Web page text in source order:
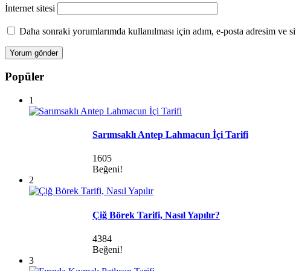
İnternet sitesi
Daha sonraki yorumlarımda kullanılması için adım, e-posta adresim ve
Popüler
1
Sarımsaklı Antep Lahmacun İçi Tarifi
1605
Beğeni!
2
Çiğ Börek Tarifi, Nasıl Yapılır?
4384
Beğeni!
3